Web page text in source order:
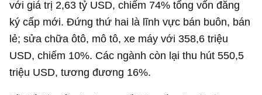
với giá trị 2,63 tỷ USD, chiếm 74% tổng vốn đăng
ký cấp mới. Đứng thứ hai là lĩnh vực bán buôn, bán
lẻ; sửa chữa ôtô, mô tô, xe máy với 358,6 triệu
USD, chiếm 10%. Các ngành còn lại thu hút550,5
triệu USD, tương đương 16%.